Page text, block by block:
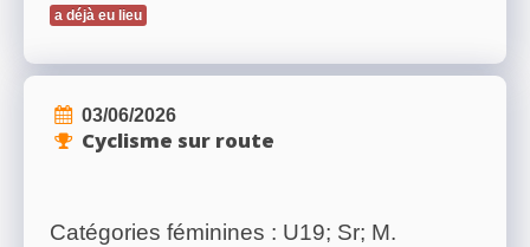
a déjà eu lieu
03/06/2026
Cyclisme sur route
Catégories féminines : U19; Sr; M.